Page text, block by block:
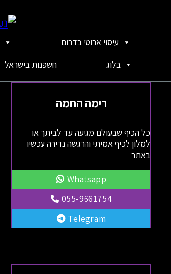
עיסוי ארוטי בדרום
חשפנות בישראל בלוג
רימה החמה
כל הכיף שבעולם מגיעה עד לביתך או
למלון לכיף אמיתי והרגשה נדירה עכשיו
באתר
Whatsapp
055-9661754
Telegram